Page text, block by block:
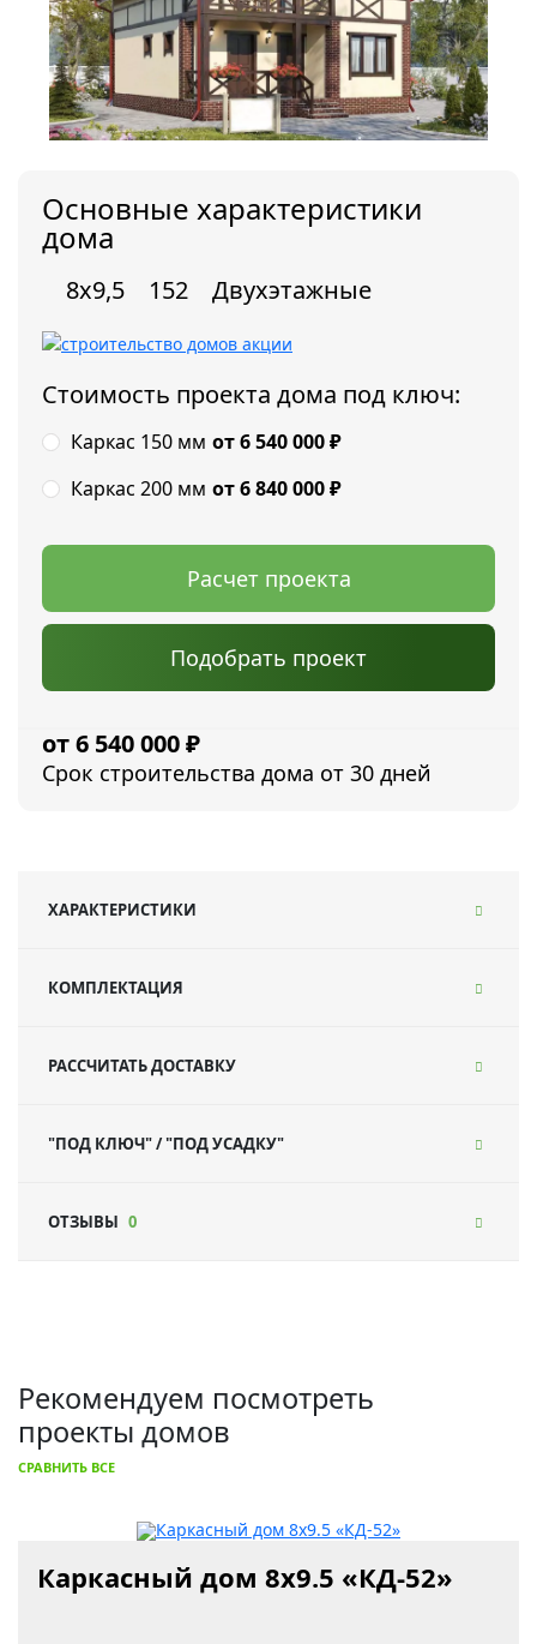
Основные характеристики
дома
8х9,5 152 Двухэтажные
Стоимость проекта дома под ключ:
Каркас 150 мм от 6 540 000₽
Каркас 200 мм от 6 840 000₽
Расчет проекта
Подобрать проект
6 540 000₽
Срок строительства дома от 30 дней
ХАРАКТЕРИСТИКИ
КОМПЛЕКТАЦИЯ
РАССЧИТАТЬ ДОСТАВКУ
"ПОД КЛЮЧ" / "ПОД УСАДКУ"
ОТЗЫВЫ 0
Рекомендуем посмотреть
проекты домов
СРАВНИТЬ ВСЕ
Каркасный дом 8х9.5 «КД-52»